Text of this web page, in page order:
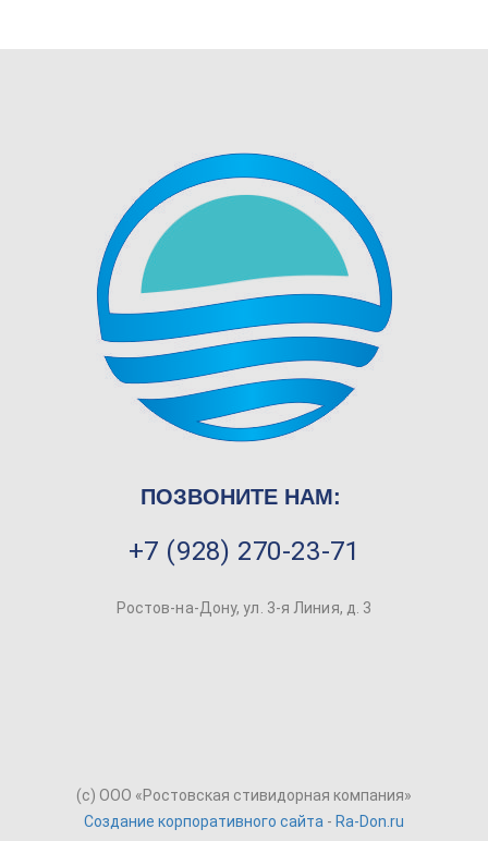
ПОЗВОНИТЕ НАМ:
+7 (928) 270-23-71
Ростов-на-Дону, ул. 3-я Линия, д. 3
(c) ООО «Ростовская стивидорная компания»
Создание корпоративного сайта - Ra-Don.ru